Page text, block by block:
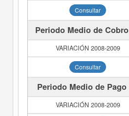
Consultar
Periodo Medio de Cobro
Consultar
Periodo Medio de Pago